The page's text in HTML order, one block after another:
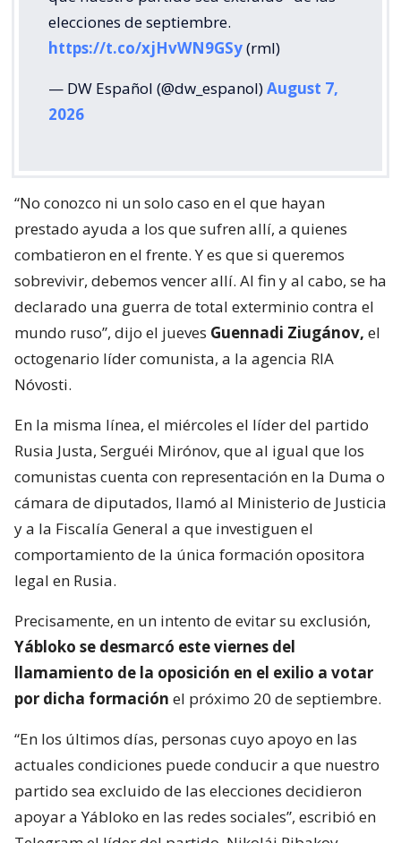
elecciones de septiembre.
https://t.co/xjHvWN9GSy(rml)
— DW Español (@dw_espanol)August 7,
2026
“No conozco ni un solo caso en el que hayan
prestado ayuda a los que sufren allí, a quienes
combatieron en el frente. Y es que si queremos
sobrevivir, debemos vencer allí. Al fin y al cabo, se ha
declarado una guerra de total exterminio contra el
mundo ruso”, dijo el jueves Guennadi Ziugánov, el
octogenario líder comunista, a la agencia RIA
Nóvosti.
En la misma línea, el miércoles el líder del partido
Rusia Justa, Serguéi Mirónov, que al igual que los
comunistas cuenta con representación en la Duma o
cámara de diputados, llamó al Ministerio de Justicia
y a la Fiscalía General a que investiguen el
comportamiento de la única formación opositora
legal en Rusia.
Precisamente, en un intento de evitar su exclusión,
Yábloko se desmarcó este viernes del
llamamiento de la oposición en el exilio a votar
por dicha formación el próximo 20 de septiembre.
“En los últimos días, personas cuyo apoyo en las
actuales condiciones puede conducir a que nuestro
partido sea excluido de las elecciones decidieron
apoyar a Yábloko en las redes sociales”, escribió en